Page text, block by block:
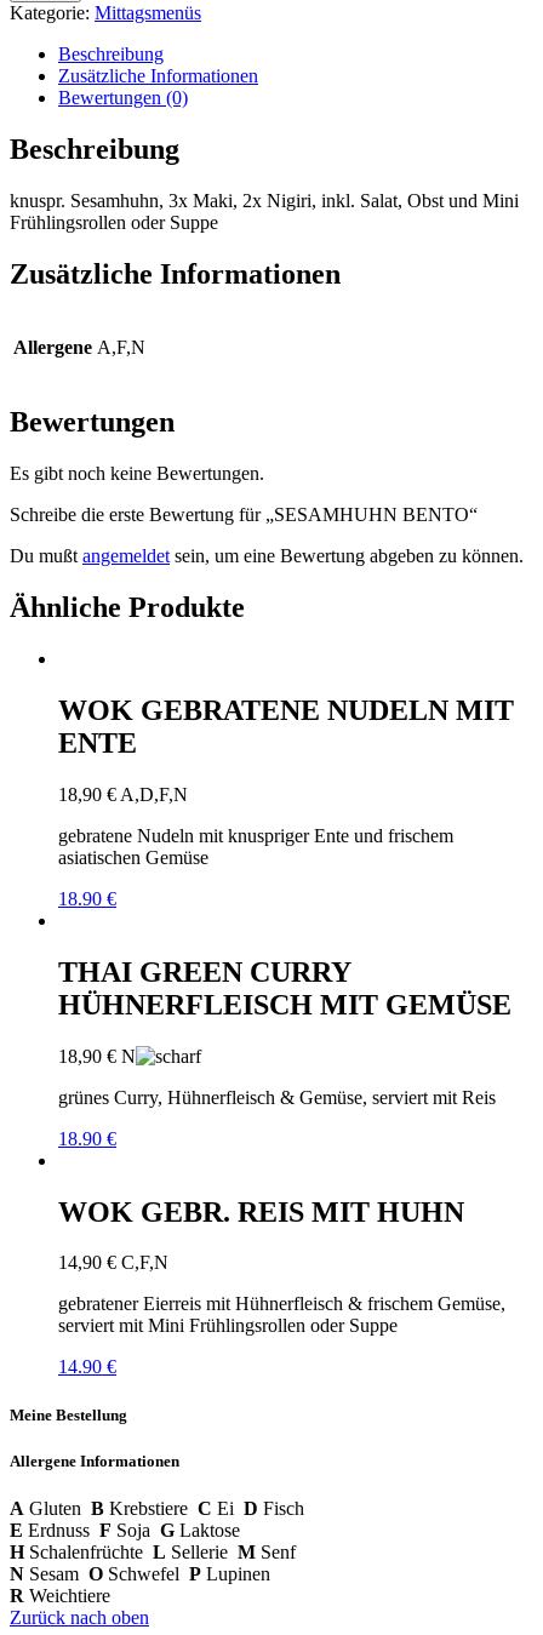
Kategorie: Mittagsmenüs
Beschreibung
Zusätzliche Informationen
Bewertungen (0)
Beschreibung
knuspr. Sesamhuhn, 3x Maki, 2x Nigiri, inkl. Salat, Obst und Mini
Frühlingsrollen oder Suppe
Zusätzliche Informationen
Allergene A,F,N
Bewertungen
Es gibt noch keine Bewertungen.
Schreibe die erste Bewertung für „SESAMHUHN BENTO“
Du mußt angemeldet sein, um eine Bewertung abgeben zu können.
Ähnliche Produkte
WOK GEBRATENE NUDELN MIT
ENTE
18,90 € A,D,F,N
gebratene Nudeln mit knuspriger Ente und frischem
asiatischen Gemüse
18.90 €
THAI GREEN CURRY
HÜHNERFLEISCH MIT GEMÜSE
18,90 € N
grünes Curry, Hühnerfleisch & Gemüse, serviert mit Reis
18.90 €
WOK GEBR. REIS MIT HUHN
14,90 € C,F,N
gebratener Eierreis mit Hühnerfleisch & frischem Gemüse,
serviert mit Mini Frühlingsrollen oder Suppe
14.90 €
Meine Bestellung
Allergene Informationen
A Gluten B Krebstiere C Ei D Fisch
E Erdnuss F Soja G Laktose
HSchalenfrüchte L Sellerie M Senf
N Sesam O Schwefel P Lupinen
R Weichtiere
Zurück nach oben